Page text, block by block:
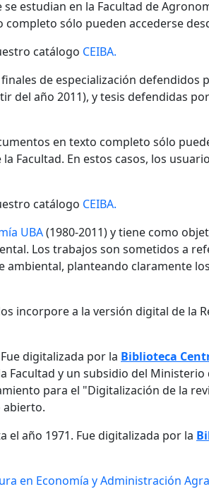
estudian en la Facultad de
sólo pueden accederse
catálogo CEIBA.
de especialización defendidos
del año 2011), y tesis defendidas
en texto completo sólo
Facultad. En estos casos, los
catálogo CEIBA.
UBA(1980-2011) y tiene como
Los trabajos son sometidos a
planteando claramente
incorpore a la versión digital de la
digitalizada por la Biblioteca
y un subsidio del Ministerio
para el "Digitalización de la
abierto.
el año 1971. Fue digitalizada por la
en Economía y Administración